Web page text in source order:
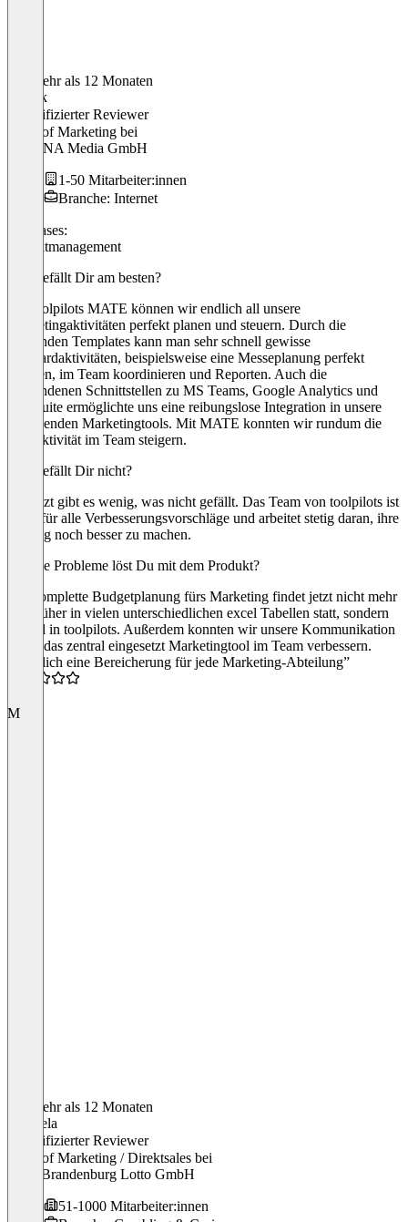
Vor mehr als 12 Monaten
Patrick
Verifizierter Reviewer
Head of Marketing bei
EIKONA Media GmbH
1-50 Mitarbeiter:innen
Branche: Internet
Use cases:
Projektmanagement
Was gefällt Dir am besten?
Mit toolpilots MATE können wir endlich all unsere
Marketingaktivitäten perfekt planen und steuern. Durch die
vorhanden Templates kann man sehr schnell gewisse
Standardaktivitäten, beispielsweise eine Messeplanung perfekt
anlegen, im Team koordinieren und Reporten. Auch die
vorhandenen Schnittstellen zu MS Teams, Google Analytics und
Hootsuite ermöglichte uns eine reibungslose Integration in unsere
bestehenden Marketingtools. Mit MATE konnten wir rundum die
Produktivität im Team steigern.
Was gefällt Dir nicht?
Bis jetzt gibt es wenig, was nicht gefällt. Das Team von toolpilots ist
offen für alle Verbesserungsvorschläge und arbeitet stetig daran, ihre
Lösung noch besser zu machen.
Welche Probleme löst Du mit dem Produkt?
Die komplette Budgetplanung fürs Marketing findet jetzt nicht mehr
wie früher in vielen unterschiedlichen excel Tabellen statt, sondern
zentral in toolpilots. Außerdem konnten wir unsere Kommunikation
durch das zentral eingesetzt Marketingtool im Team verbessern.
“Wirklich eine Bereicherung für jede Marketing-Abteilung”
M
Vor mehr als 12 Monaten
Manuela
Verifizierter Reviewer
Head of Marketing / Direktsales bei
Land Brandenburg Lotto GmbH
51-1000 Mitarbeiter:innen